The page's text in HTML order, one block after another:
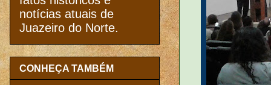
notícias atuais de
Juazeiro do Norte.
CONHEÇA TAMBÉM